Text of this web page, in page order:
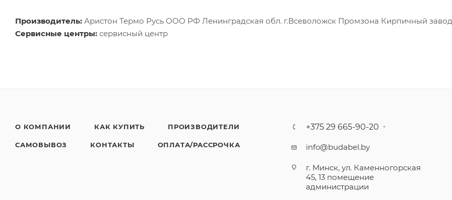
Производитель: Аристон Термо Русь ООО РФ Ленинградская обл. г.Всеволожск Промзона Кирпичный завод
Сервисные центры: сервисный центр
О КОМПАНИИ КАК КУПИТЬ ПРОИЗВОДИТЕЛИ
САМОВЫВОЗ КОНТАКТЫ ОПЛАТА/РАССРОЧКА
+375 29 665-90-20
info@budabel.by
г. Минск, ул. Каменногорская
45, 13 помещение
администрации